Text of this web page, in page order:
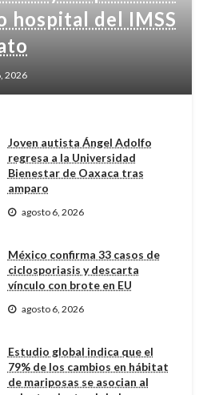
hospital del IMSS
2026
Joven autista Ángel Adolfo
regresa a la Universidad
Bienestar de Oaxaca tras
amparo
agosto 6, 2026
México confirma 33 casos de
ciclosporiasis y descarta
vínculo con brote en EU
agosto 6, 2026
Estudio global indica que el
79% de los cambios en hábitat
de mariposas se asocian al